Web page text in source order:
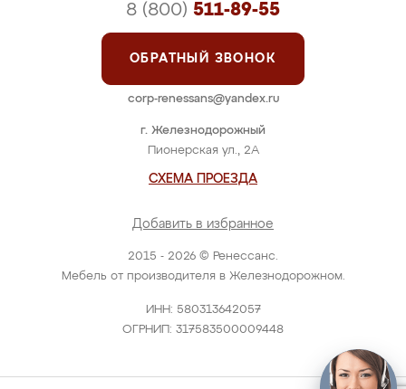
2015 - 2026 © Ренессанс.
Мебель от производителя в Железнодорожном.
ИНН: 580313642057
ОГРНИП: 317583500009448
г. Железнодорожный
Пионерская ул., 2А
СХЕМА ПРОЕЗДА
Добавить в избранное
8 (800) 511-89-55
ОБРАТНЫЙ ЗВОНОК
corp-renessans@yandex.ru